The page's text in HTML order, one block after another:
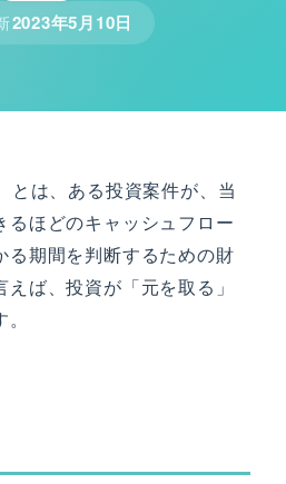
2023年5月10日
とは、ある投資案件が、当
るほどのキャッシュフロー
る期間を判断するための財
ば、投資が「元を取る」